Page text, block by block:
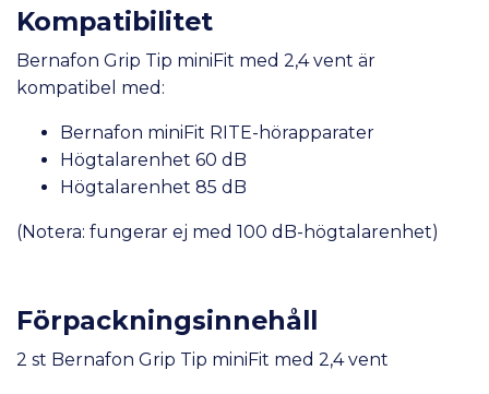
Kompatibilitet
Bernafon Grip Tip miniFit med 2,4 vent är
kompatibel med:
Bernafon miniFit RITE-hörapparater
Högtalarenhet 60 dB
Högtalarenhet 85 dB
(Notera: fungerar ej med 100 dB-högtalarenhet)
Förpackningsinnehåll
2 st Bernafon Grip Tip miniFit med 2,4 vent